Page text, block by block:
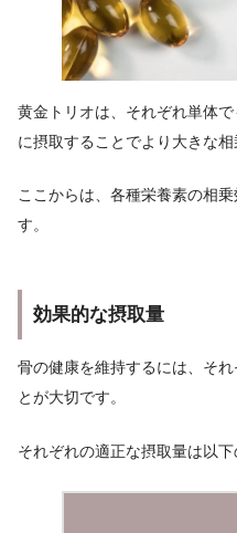
黄金トリオは、それぞれ単体
に摂取することでより大きな相
ここからは、各種栄養素の相
す。
効果的な摂取量
骨の健康を維持するには、そ
とが大切です。
それぞれの適正な摂取量は以下